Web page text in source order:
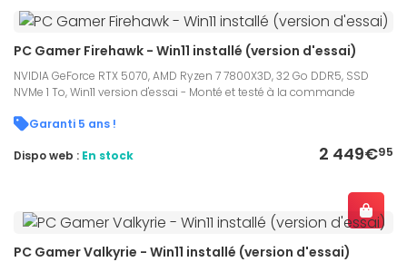
PC Gamer Firehawk - Win11 installé (version d'essai)
NVIDIA GeForce RTX 5070, AMD Ryzen 7 7800X3D, 32 Go DDR5, SSD
NVMe 1 To, Win11 version d'essai - Monté et testé à la commande
Garanti 5 ans !
2 449€95
Dispo web : En stock
PC Gamer Valkyrie - Win11 installé (version d'essai)